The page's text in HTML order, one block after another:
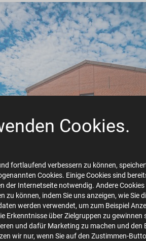
Cookies.
fortlaufend verbessern zu können,
Cookies. Einige Cookies sind
der Internetseite notwendig. Andere Cookies
zu können, indem Sie uns anzeigen, wie Sie
werden verwendet, um zum Beispiel
Erkenntnisse über Zielgruppen zu gewinnen
und dafür Marketing zu machen und den
wir nur, wenn Sie auf den Zustimmen-
5667-1500pix-72dpi-FAW-
1500x750 1.1 MB